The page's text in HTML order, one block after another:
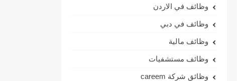
وظائف في الاردن
وظائف في دبي
وظائف مالية
وظائف مستشفيات
وظائق شركة careem